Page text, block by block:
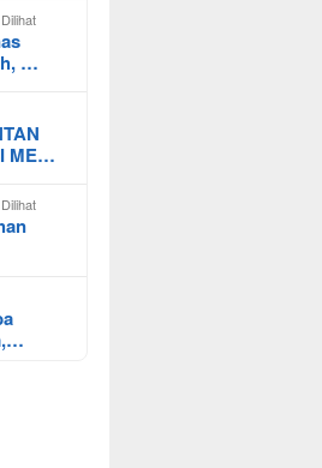
…
ME…